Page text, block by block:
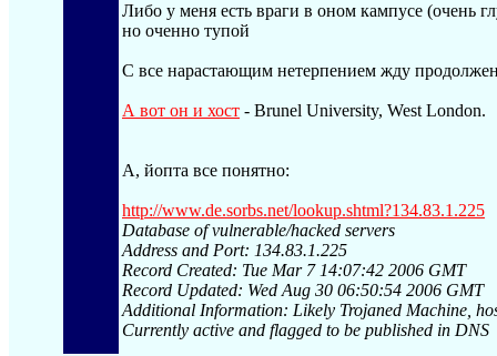
Либо у меня есть враги в оном кампусе (очень
но оченно тупой
С все нарастающим нетерпением жду
А вот он и хост - Brunel University, West London.
А, йопта все понятно:
http://www.de.sorbs.net/lookup.shtml?134.83.1.225
Database of vulnerable/hacked servers
Address and Port: 134.83.1.225
Record Created: Tue Mar 7 14:07:42 2006 GMT
Record Updated: Wed Aug 30 06:50:54 2006 GMT
Additional Information: Likely Trojaned Machine,
Currently active and flagged to be published in DNS